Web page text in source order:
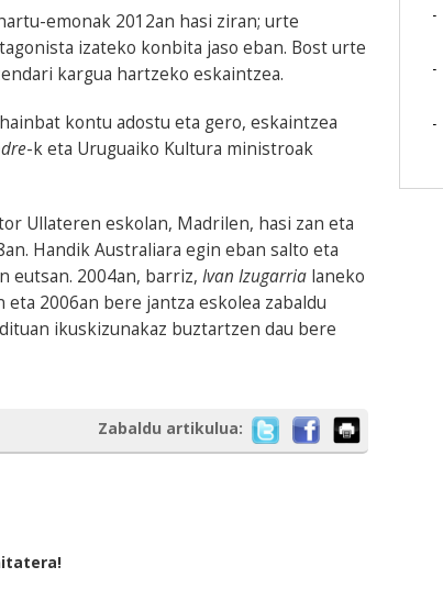
emonak 2012an hasi ziran; urte
izateko konbita jaso eban. Bost urte
kargua hartzeko eskaintzea.
kontu adostu eta gero, eskaintzea
-k eta Uruguaiko Kultura ministroak
Ullateren eskolan, Madrilen, hasi zan eta
Handik Australiara egin eban salto eta
eutsan. 2004an, barriz, Ivan Izugarria laneko
2006an bere jantza eskolea zabaldu
ikuskizunakaz buztartzen dau bere
Zabaldu artikulua: